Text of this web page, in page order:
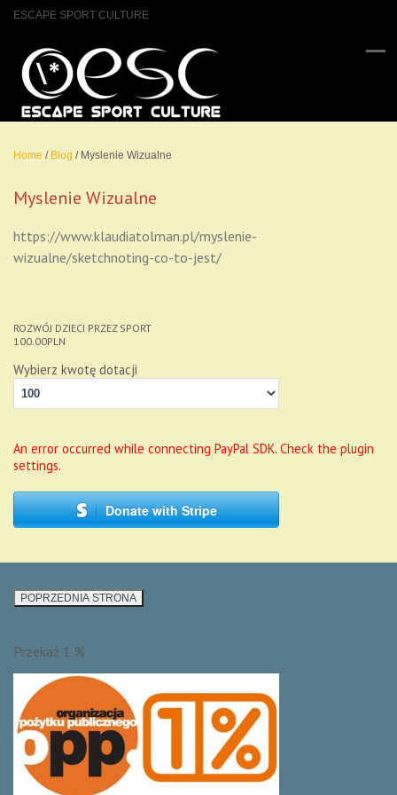
ESCAPE SPORT CULTURE
Home / Blog / Myslenie Wizualne
Myslenie Wizualne
https://www.klaudiatolman.pl/myslenie-
wizualne/sketchnoting-co-to-jest/
ROZWÓJ DZIECI PRZEZ SPORT
100.00PLN
Wybierz kwotę dotacji
An error occurred while connecting PayPal SDK. Check the plugin
settings.
Donate with Stripe
Przekaż 1 %